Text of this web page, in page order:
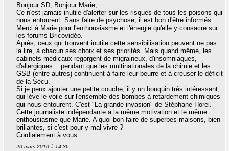
Bonjour SD, Bonjour Marie,
Ce n'est jamais inutile d'alerter sur les risques de tous les poisons qui
nous entourent. Sans faire de psychose, il est bon d'être informés.
Merci à Marie pour l'enthousiasme et l'énergie qu'elle y consacre sur
les forums Bricovidéo.
Après, ceux qui trouvent inutile cette sensibilisation peuvent ne pas
la lire, à chacun ses choix et ses priorités. Mais quand même, les
cabinets médicaux regorgent de migraineux, d'insomniaques,
d'allergiques... pendant que les multinationales de la chimie et les
GSB (entre autres) continuent à faire leur beurre et à creuser le déficit
de la Sécu.
Si je peux ajouter une petite couche, il y un bouquin très intéressant,
qui lève le voile sur l'ensemble des bombes à retardement chimiques
qui nous entourent. C'est "La grande invasion" de Stéphane Horel.
Cette journaliste indépendante a la même motivation et le même
enthousiasme que Marie. A quoi bon faire de superbes maisons, bien
brillantes, si c'est pour y mal vivre ?
Cordialement à vous.
20 mars 2010 à 14:36